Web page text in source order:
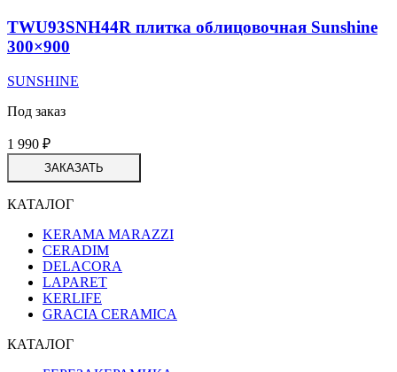
TWU93SNH44R плитка облицовочная Sunshine
300×900
SUNSHINE
Под заказ
1 990 ₽
ЗАКАЗАТЬ
КАТАЛОГ
KERAMA MARAZZI
CERADIM
DELACORA
LAPARET
KERLIFE
GRACIA CERAMICA
КАТАЛОГ